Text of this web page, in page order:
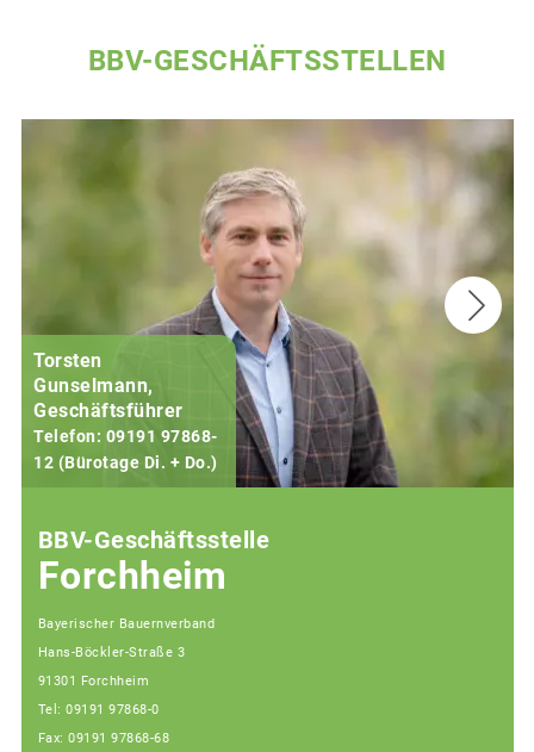
BBV-GESCHÄFTSSTELLEN
Torsten
Gunselmann,
Geschäftsführer
Telefon: 09191 97868-
12 (Bürotage Di. + Do.)
BBV-Geschäftsstelle
Forchheim
Bayerischer Bauernverband
Hans-Böckler-Straße 3
91301 Forchheim
Tel: 09191 97868-0
Fax: 09191 97868-68